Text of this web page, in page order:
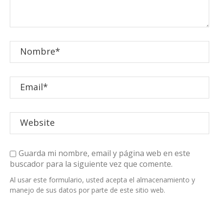
Guarda mi nombre, email y página web en este
buscador para la siguiente vez que comente.
Al usar este formulario, usted acepta el almacenamiento y
manejo de sus datos por parte de este sitio web.